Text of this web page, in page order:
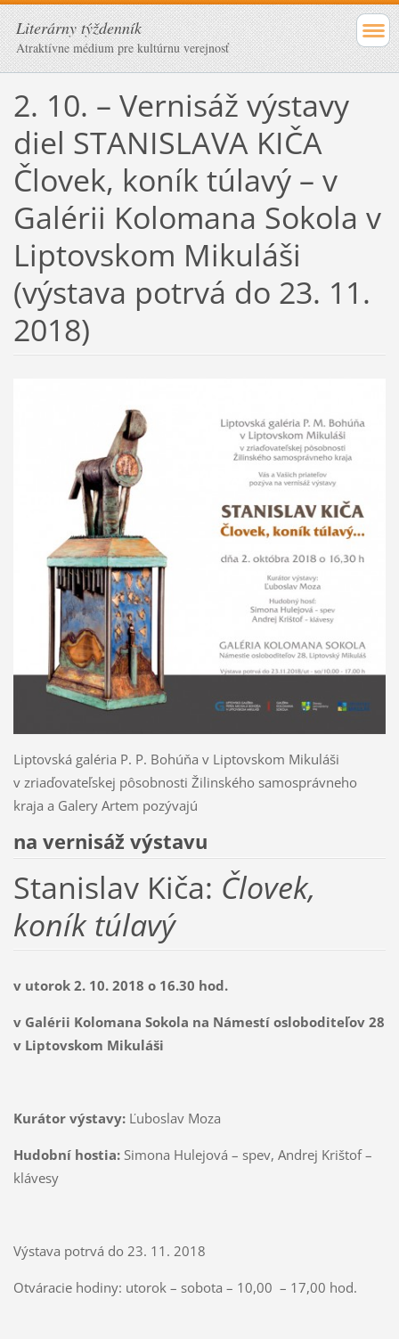
Literárny týždenník
Atraktívne médium pre kultúrnu verejnosť
2. 10. – Vernisáž výstavy
diel STANISLAVA KIČA
Človek, koník túlavý – v
Galérii Kolomana Sokola v
Liptovskom Mikuláši
(výstava potrvá do 23. 11.
2018)
Liptovská galéria P. P. Bohúňa v Liptovskom Mikuláši
v zriaďovateľskej pôsobnosti Žilinského samosprávneho
kraja a Galery Artem pozývajú
na vernisáž výstavu
Stanislav Kiča: Človek,
koník túlavý
v utorok 2. 10. 2018 o 16.30 hod.
v Galérii Kolomana Sokola na Námestí osloboditeľov 28
v Liptovskom Mikuláši
Kurátor výstavy:Ľuboslav Moza
Hudobní hostia:Simona Hulejová – spev, Andrej Krištof –
klávesy
Výstava potrvá do 23. 11. 2018
Otváracie hodiny: utorok – sobota – 10,00 – 17,00 hod.